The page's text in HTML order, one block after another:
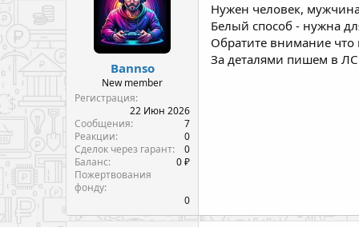
Bannso
New member
Регистрация
22 Июн 2026
Сообщения
7
Реакции
0
Сделок через гарант
0
Баланс
0 ₽
Пожертвования
фонду
0
Нужен человек,
Белый способ - нужна
Обратите внимание
За деталями пишем в